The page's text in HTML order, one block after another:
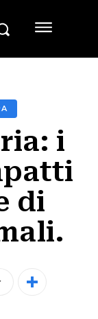
i
di